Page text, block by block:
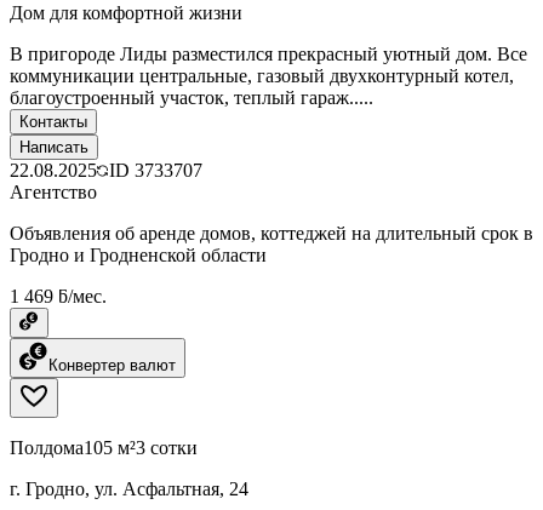
Дом для комфортной жизни
В пригороде Лиды разместился прекрасный уютный дом. Все
коммуникации центральные, газовый двухконтурный котел,
благоустроенный участок, теплый гараж.....
Контакты
Написать
22.08.2025 ID 3733707
Агентство
Объявления об аренде домов, коттеджей на длительный срок в
Гродно и Гродненской области
1 469 ƃ/мес.
Конвертер валют
Полдома105 м²3 сотки
г. Гродно, ул. Асфальтная, 24